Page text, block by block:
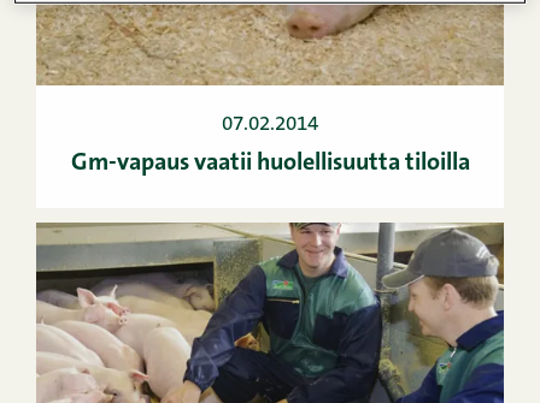
07.02.2014
Gm-vapaus vaatii huolellisuutta tiloilla